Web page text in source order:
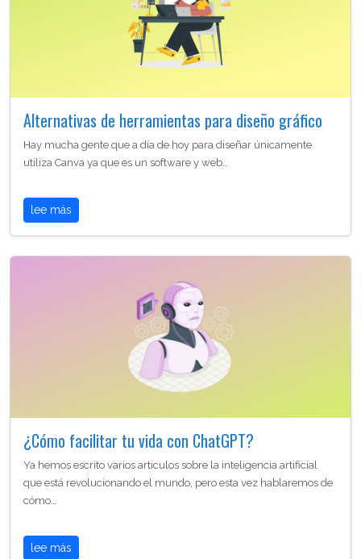
Alternativas de herramientas para diseño gráfico
Hay mucha gente que a día de hoy para diseñar únicamente
utiliza Canva ya que es un software y web…
lee más
¿Cómo facilitar tu vida con ChatGPT?
Ya hemos escrito varios articulos sobre la inteligencia artificial
que está revolucionando el mundo, pero esta vez hablaremos de
cómo…
lee más